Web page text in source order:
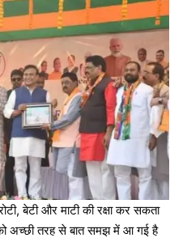
बेटी और माटी की रक्षा कर सकता
अच्छी तरह से बात समझ में आ गई है